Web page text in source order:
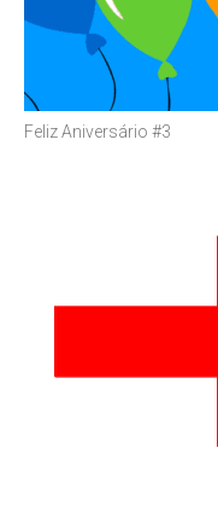
Feliz Aniversário #3